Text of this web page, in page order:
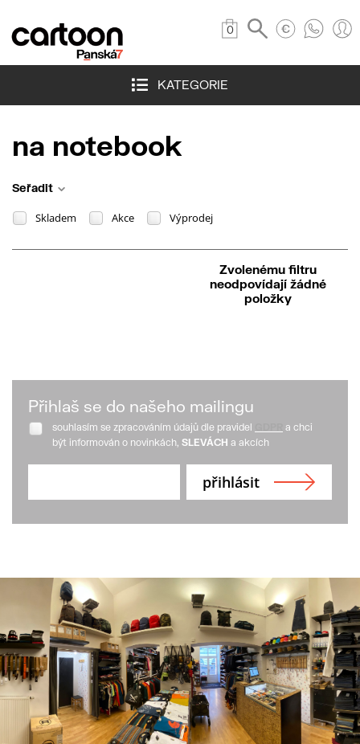
0
KATEGORIE
na notebook
Seřadit
Skladem Akce Výprodej
Zvolenému filtru
neodpovídají žádné
položky
Přihlaš se do našeho mailingu
souhlasím se zpracováním údajů dle pravidel
a chci
být informován o novinkách, SLEVÁCH a akcích